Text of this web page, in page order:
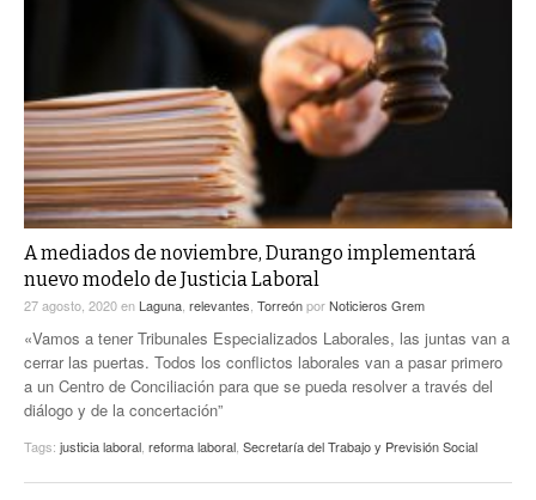
A mediados de noviembre, Durango implementará
nuevo modelo de Justicia Laboral
27 agosto, 2020en Laguna relevantes TorreónporNoticieros Grem
«Vamos a tener Tribunales Especializados Laborales, las juntas van a
cerrar las puertas. Todos los conflictos laborales van a pasar primero
a un Centro de Conciliación para que se pueda resolver a través del
diálogo y de la concertación”
Tags: justicia laboral reforma laboral Secretaría del Trabajo y Previsión Social